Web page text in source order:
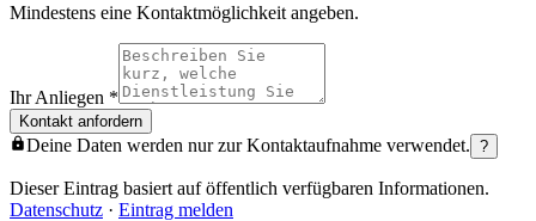
Mindestens eine Kontaktmöglichkeit angeben.
Ihr Anliegen *
Kontakt anfordern
Deine Daten werden nur zur Kontaktaufnahme verwendet. ?
Dieser Eintrag basiert auf öffentlich verfügbaren Informationen.
Datenschutz · Eintrag melden